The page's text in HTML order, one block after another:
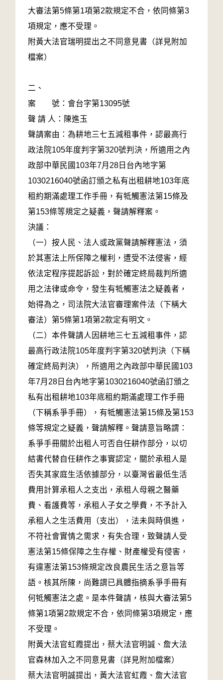
大審法第5條第1項第2款規定不合，依同條第3
項規定，應不受理。
附黃大法官瑞明提出之不同意見書（詳見附加
檔案）
二、
案 號：會台字第13095號
聲 請 人：陳進玉
聲請案由：為耕地三七五減租事件，認最高行
政法院105年度判字第320號判決，所適用之內
政部中華民國103年7月28日台內地字第
1030216040號函訂頒之私有出租耕地103年底
租約期滿處理工作手冊，有牴觸憲法第15條及
第153條等規定之疑義，聲請解釋案。
決議：
（一）按人民、法人或政黨聲請解釋憲法，須
於其憲法上所保障之權利，遭受不法侵害，經
依法定程序提起訴訟，對於確定終局裁判所適
用之法律或命令，發生有牴觸憲法之疑義者，
始得為之，司法院大法官審理案件法（下稱大
審法）第5條第1項第2款定有明文。
（二）本件聲請人因耕地三七五減租事件，認
最高行政法院105年度判字第320號判決（下稱
確定終局判決），所適用之內政部中華民國103
年7月28日台內地字第1030216040號函訂頒之
私有出租耕地103年底租約期滿處理工作手冊
（下稱系爭手冊），有牴觸憲法第15條及第153
條等規定之疑義，聲請解釋。聲請意旨略謂：
系爭手冊關於出租人可否自任耕作部分，以切
結書代替自任耕作之事實認定，關於承租人是
否失其家庭生活依據部分，以臺灣省最低生活
費用計算承租人之支出，承租人母親之醫藥
費、看護費等，承租人子女之學費，不予計入
承租人之生活費用（支出），法未與時俱進，
不符社會實情之需求，有失合理，致聲請人受
憲法第15條保障之生存權、財產權受有侵害，
有違憲法第153條規定改良農民生活之意旨等
語。核其所陳，尚難謂已具體指摘系爭手冊有
何牴觸憲法之處。是本件聲請，核與大審法第5
條第1項第2款規定不合，依同條第3項規定，應
不受理。
附黃大法官虹霞提出，蔡大法官明誠、詹大法
官森林加入之不同意見書（詳見附加檔案）
蔡大法官明誠提出，黃大法官虹霞、詹大法官